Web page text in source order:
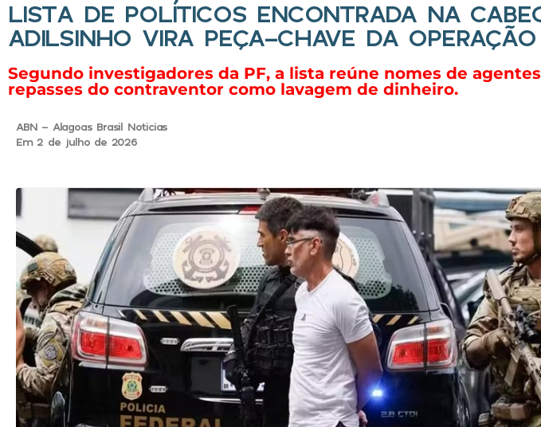
LISTA DE POLÍTICOS ENCONTRADA NA
ADILSINHO VIRA PEÇA-CHAVE DA
Segundo investigadores da PF, a lista reúne nomes de
repasses do contraventor como lavagem de dinheiro.
ABN - Alagoas Brasil Noticias
Em 2 de julho de 2026